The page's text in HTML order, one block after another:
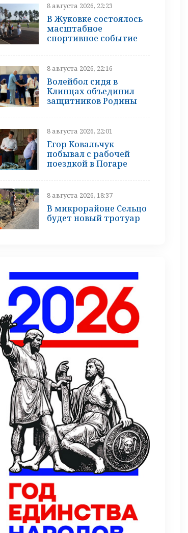
8 августа 2026, 22:23
В Жуковке состоялось
масштабное
спортивное событие
8 августа 2026, 22:16
Волейбол сидя в
Клинцах объединил
защитников Родины
8 августа 2026, 22:01
Егор Ковальчук
побывал с рабочей
поездкой в Погаре
8 августа 2026, 18:37
В микрорайоне Сельцо
будет новый тротуар